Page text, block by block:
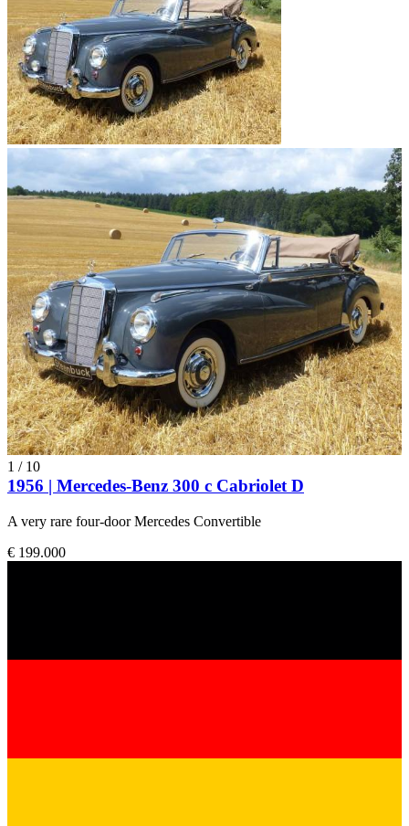
1 / 10
1956 | Mercedes-Benz 300 c Cabriolet D
A very rare four-door Mercedes Convertible
€ 199.000